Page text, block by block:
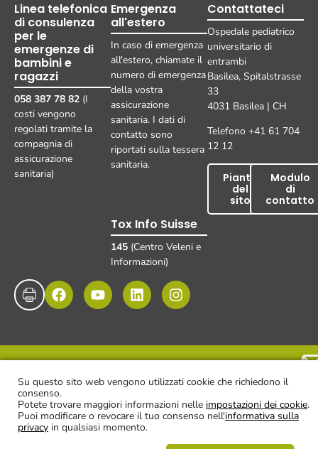
Linea telefonica
di consulenza
per le
emergenze di
bambini e
ragazzi
058 387 78 82 (I
costi vengono
regolati tramite la
compagnia di
assicurazione
sanitaria)
Emergenza
all'estero
In caso di emergenza
all'estero, chiamate il
numero di emergenza
della vostra
assicurazione
sanitaria. I dati di
contatto sono
riportati sulla tessera
sanitaria.
Tox Info Suisse
145 (Centro Veleni e
Informazioni)
Contattateci
Ospedale pediatrico
universitario di
entrambi
Basilea, Spitalstrasse
33
4031 Basilea | CH
Telefono +41 61 704
12 12
Pianta
del
sito
Modulo
di
contatto
© UKBB, 2025
Impronta
Protezione dei dati
Esclusione di responsabilità